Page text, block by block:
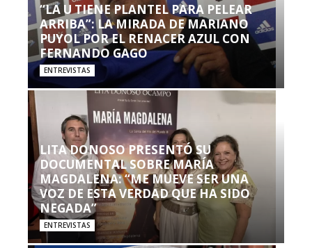
“LA U TIENE PLANTEL PARA PELEAR
ARRIBA”: LA MIRADA DE MARIANO
PUYOL POR EL RENACER AZUL CON
FERNANDO GAGO
ENTREVISTAS
LITA DONOSO PRESENTÓ SU
DOCUMENTAL SOBRE MARÍA
MAGDALENA: “ME MUEVE SER UNA
VOZ DE ESTA VERDAD QUE HA SIDO
NEGADA”
ENTREVISTAS